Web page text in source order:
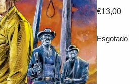
€13,00
Esgotado